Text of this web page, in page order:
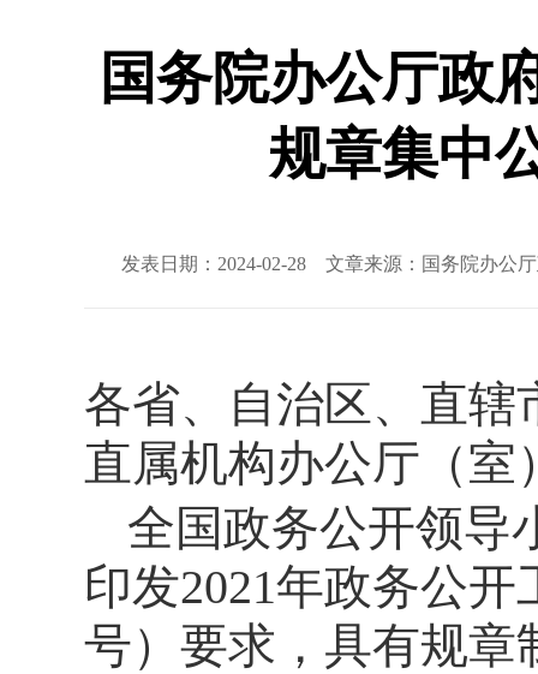
国务院办公厅政
规章集中
发表日期：2024-02-28 文章来源：国务院办公
各省、自治区、直辖
直属机构办公厅（室
全国政务公开领导
印发2021年政务公
号）要求，具有规章